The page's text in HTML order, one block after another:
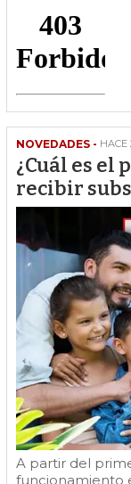
NOVEDADES - HACE
¿Cuál es el
recibir
A partir del
funcionamiento